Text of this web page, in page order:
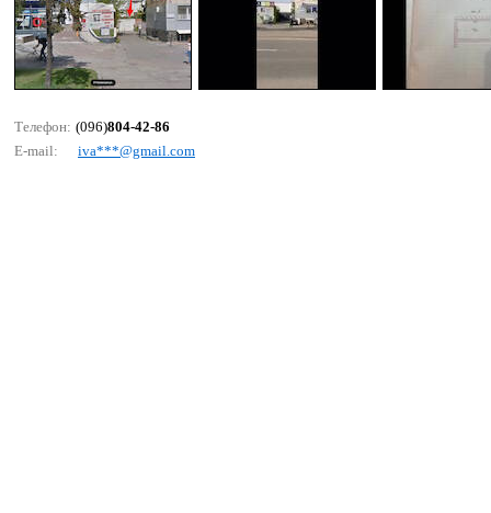
Телефон: (096)804-42-86
E-mail:
ivа***@gmаil.соm